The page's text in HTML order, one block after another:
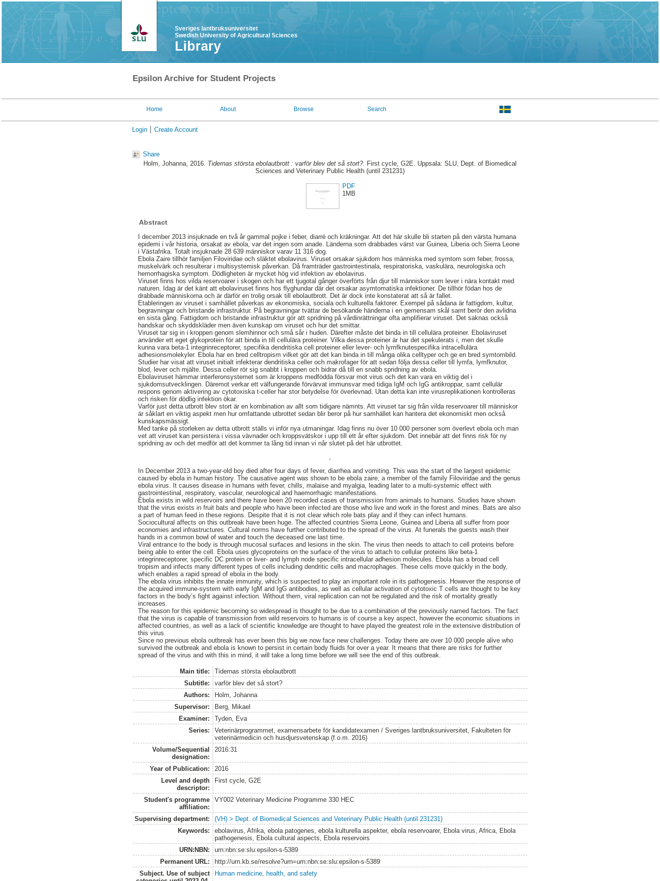
Sveriges lantbruksuniversitet
Swedish University of Agricultural Sciences
Library
Epsilon Archive for Student Projects
Home About Browse Search
Login Create Account
Share
Holm, Johanna, 2016. Tidernas största ebolautbrott : varför blev det så stort?. First cycle, G2E. Uppsala: SLU, Dept. of Biomedical
Sciences and Veterinary Public Health (until 231231)
PDF
1MB
Abstract
I december 2013 insjuknade en två år gammal pojke i feber, diarré och kräkningar. Att det här skulle bli starten på den värsta humana
epidemi i vår historia, orsakat av ebola, var det ingen som anade. Länderna som drabbades värst var Guinea, Liberia och Sierra Leone
i Västafrika. Totalt insjuknade 28 639 människor varav 11 316 dog.
Ebola Zaire tillhör familjen Filoviridae och släktet ebolavirus. Viruset orsakar sjukdom hos människa med symtom som feber, frossa,
muskelvärk och resulterar i multisystemisk påverkan. Då framträder gastrointestinala, respiratoriska, vaskulära, neurologiska och
hemorrhagiska symptom. Dödligheten är mycket hög vid infektion av ebolavirus.
Viruset finns hos vilda reservoarer i skogen och har ett tjugotal gånger överförts från djur till människor som lever i nära kontakt med
naturen. Idag är det känt att ebolaviruset finns hos flyghundar där det orsakar asymtomatiska infektioner. De tillhör födan hos de
drabbade människorna och är därför en trolig orsak till ebolautbrott. Det är dock inte konstaterat att så är fallet.
Etableringen av viruset i samhället påverkas av ekonomiska, sociala och kulturella faktorer. Exempel på sådana är fattigdom, kultur,
begravningar och bristande infrastruktur. På begravningar tvättar de besökande händerna i en gemensam skål samt berör den avlidna
en sista gång. Fattigdom och bristande infrastruktur gör att spridning på vårdinrättningar ofta amplifierar viruset. Det saknas också
handskar och skyddskläder men även kunskap om viruset och hur det smittar.
Viruset tar sig in i kroppen genom slemhinnor och små sår i huden. Därefter måste det binda in till cellulära proteiner. Ebolaviruset
använder ett eget glykoprotein för att binda in till cellulära proteiner. Vilka dessa proteiner är har det spekulerats i, men det skulle
kunna vara beta-1 integrinreceptorer, specifika dendritiska cell proteiner eller lever- och lymfknutespecifika intracellulära
adhesionsmolekyler. Ebola har en bred celltropism vilket gör att det kan binda in till många olika celltyper och ge en bred symtombild.
Studier har visat att viruset initialt infekterar dendritiska celler och makrofager för att sedan följa dessa celler till lymfa, lymfknutor,
blod, lever och mjälte. Dessa celler rör sig snabbt i kroppen och bidrar då till en snabb spridning av ebola.
Ebolaviruset hämmar interferonsystemet som är kroppens medfödda försvar mot virus och det kan vara en viktig del i
sjukdomsutvecklingen. Däremot verkar ett välfungerande förvärvat immunsvar med tidiga IgM och IgG antikroppar, samt cellulär
respons genom aktivering av cytotoxiska t-celler har stor betydelse för överlevnad. Utan detta kan inte virusreplikationen kontrolleras
och risken för dödlig infektion ökar.
Varför just detta utbrott blev stort är en kombination av allt som tidigare nämnts. Att viruset tar sig från vilda reservoarer till människor
är såklart en viktig aspekt men hur omfattande utbrottet sedan blir beror på hur samhället kan hantera det ekonomiskt men också
kunskapsmässigt.
Med tanke på storleken av detta utbrott ställs vi inför nya utmaningar. Idag finns nu över 10 000 personer som överlevt ebola och man
vet att viruset kan persistera i vissa vävnader och kroppsvätskor i upp till ett år efter sjukdom. Det innebär att det finns risk för ny
spridning av och det medför att det kommer ta lång tid innan vi når slutet på det här utbrottet.
In December 2013 a two-year-old boy died after four days of fever, diarrhea and vomiting. This was the start of the largest epidemic
caused by ebola in human history. The causative agent was shown to be ebola zaire, a member of the family Filoviridae and the genus
ebola virus. It causes disease in humans with fever, chills, malaise and myalgia, leading later to a multi-systemic effect with
gastrointestinal, respiratory, vascular, neurological and haemorrhagic manifestations.
Ebola exists in wild reservoirs and there have been 20 recorded cases of transmission from animals to humans. Studies have shown
that the virus exists in fruit bats and people who have been infected are those who live and work in the forest and mines. Bats are also
a part of human feed in these regions. Despite that it is not clear which role bats play and if they can infect humans.
Sociocultural affects on this outbreak have been huge. The affected countries Sierra Leone, Guinea and Liberia all suffer from poor
economies and infrastructures. Cultural norms have further contributed to the spread of the virus. At funerals the guests wash their
hands in a common bowl of water and touch the deceased one last time.
Viral entrance to the body is through mucosal surfaces and lesions in the skin. The virus then needs to attach to cell proteins before
being able to enter the cell. Ebola uses glycoproteins on the surface of the virus to attach to cellular proteins like beta-1
integrinreceptorer, specific DC protein or liver- and lymph node specific intracellular adhesion molecules. Ebola has a broad cell
tropism and infects many different types of cells including dendritic cells and macrophages. These cells move quickly in the body,
which enables a rapid spread of ebola in the body.
The ebola virus inhibits the innate immunity, which is suspected to play an important role in its pathogenesis. However the response of
the acquired immune-system with early IgM and IgG antibodies, as well as cellular activation of cytotoxic T cells are thought to be key
factors in the body’s fight against infection. Without them, viral replication can not be regulated and the risk of mortality greatly
increases.
The reason for this epidemic becoming so widespread is thought to be due to a combination of the previously named factors. The fact
that the virus is capable of transmission from wild reservoirs to humans is of course a key aspect, however the economic situations in
affected countries, as well as a lack of scientific knowledge are thought to have played the greatest role in the extensive distribution of
this virus.
Since no previous ebola outbreak has ever been this big we now face new challenges. Today there are over 10 000 people alive who
survived the outbreak and ebola is known to persist in certain body fluids for over a year. It means that there are risks for further
spread of the virus and with this in mind, it will take a long time before we will see the end of this outbreak.
Main title:
Tidernas största ebolautbrott
Subtitle:
varför blev det så stort?
Authors:
Holm, Johanna
Supervisor:
Berg, Mikael
Examiner:
Tyden, Eva
Series:
Veterinärprogrammet, examensarbete för kandidatexamen / Sveriges lantbruksuniversitet, Fakulteten för
veterinärmedicin och husdjursvetenskap (f.o.m. 2016)
Volume/Sequential
designation:
2016:31
Year of Publication:
2016
Level and depth
descriptor:
First cycle, G2E
Student's programme
affiliation:
VY002 Veterinary Medicine Programme 330 HEC
Supervising department:
(VH) > Dept. of Biomedical Sciences and Veterinary Public Health (until 231231)
Keywords:
ebolavirus, Afrika, ebola patogenes, ebola kulturella aspekter, ebola reservoarer, Ebola virus, Africa, Ebola
pathogenesis, Ebola cultural aspects, Ebola reservoirs
URN:NBN:
urn:nbn:se:slu:epsilon-s-5389
Permanent URL:
http://urn.kb.se/resolve?urn=urn:nbn:se:slu:epsilon-s-5389
Subject. Use of subject
Human medicine, health, and safety